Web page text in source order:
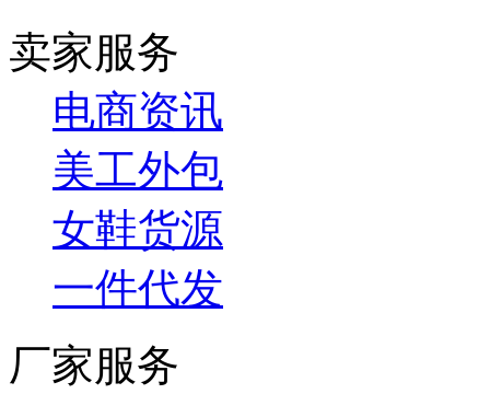
卖家服务
电商资讯
美工外包
女鞋货源
一件代发
厂家服务